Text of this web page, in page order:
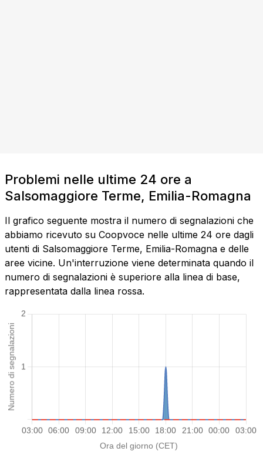
Problemi nelle ultime 24 ore a
Salsomaggiore Terme, Emilia-Romagna
Il grafico seguente mostra il numero di segnalazioni che
abbiamo ricevuto su Coopvoce nelle ultime 24 ore dagli
utenti di Salsomaggiore Terme, Emilia-Romagna e delle
aree vicine. Un'interruzione viene determinata quando il
numero di segnalazioni è superiore alla linea di base,
rappresentata dalla linea rossa.